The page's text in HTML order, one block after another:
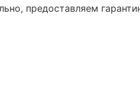
предоставляем